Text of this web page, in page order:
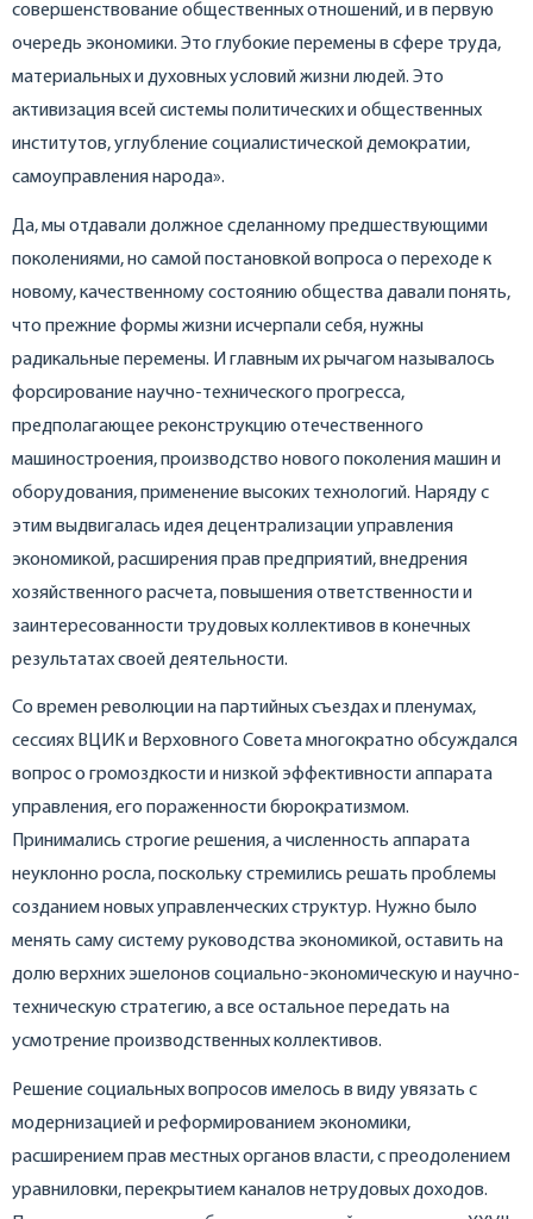
совершенствование общественных отношений, и в первую
очередь экономики. Это глубокие перемены в сфере труда,
материальных и духовных условий жизни людей. Это
активизация всей системы политических и общественных
институтов, углубление социалистической демократии,
самоуправления народа».
Да, мы отдавали должное сделанному предшествующими
поколениями, но самой постановкой вопроса о переходе к
новому, качественному состоянию общества давали понять,
что прежние формы жизни исчерпали себя, нужны
радикальные перемены. И главным их рычагом называлось
форсирование научно-технического прогресса,
предполагающее реконструкцию отечественного
машиностроения, производство нового поколения машин и
оборудования, применение высоких технологий. Наряду с
этим выдвигалась идея децентрализации управления
экономикой, расширения прав предприятий, внедрения
хозяйственного расчета, повышения ответственности и
заинтересованности трудовых коллективов в конечных
результатах своей деятельности.
Со времен революции на партийных съездах и пленумах,
сессиях ВЦИК и Верховного Совета многократно обсуждался
вопрос о громоздкости и низкой эффективности аппарата
управления, его пораженности бюрократизмом.
Принимались строгие решения, а численность аппарата
неуклонно росла, поскольку стремились решать проблемы
созданием новых управленческих структур. Нужно было
менять саму систему руководства экономикой, оставить на
долю верхних эшелонов социально-экономическую и научно-
техническую стратегию, а все остальное передать на
усмотрение производственных коллективов.
Решение социальных вопросов имелось в виду увязать с
модернизацией и реформированием экономики,
расширением прав местных органов власти, с преодолением
уравниловки, перекрытием каналов нетрудовых доходов.